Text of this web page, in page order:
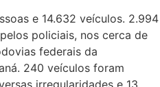
e 14.632 veículos. 2.994
policiais, nos cerca de
federais da
240 veículos foram
irregularidades e 13